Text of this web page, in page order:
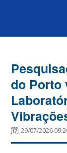
do Porto
29/07/2026